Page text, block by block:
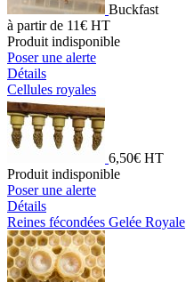
Buckfast
à partir de 11€ HT
Produit indisponible
Poser une alerte
Détails
Cellules royales
6,50€ HT
Produit indisponible
Poser une alerte
Détails
Reines fécondées Gelée Royale